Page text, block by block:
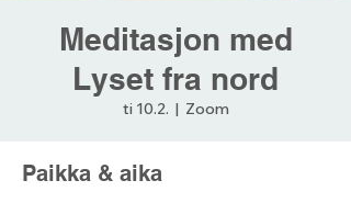
Meditasjon med
Lyset fra nord
ti 10.2.
  |
Zoom
Paikka & aika